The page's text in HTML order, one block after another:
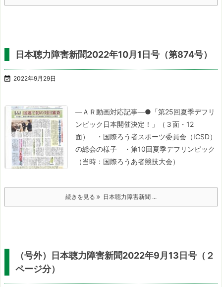
日本聴力障害新聞2022年10月1日号（第874号）
 2022年9月29日
―ＡＲ動画対応記事―●「第25回夏季デフリ
ンピック日本開催決定！」（３面・12
面）
・国際ろう者スポーツ委員会（ICSD）
の総会の様子 ・第10回夏季デフリンピック
（当時：国際ろうあ者競技大会）
続きを見る 日本聴力障害新聞 ...
（号外）日本聴力障害新聞2022年9月13日号（２
ページ分）